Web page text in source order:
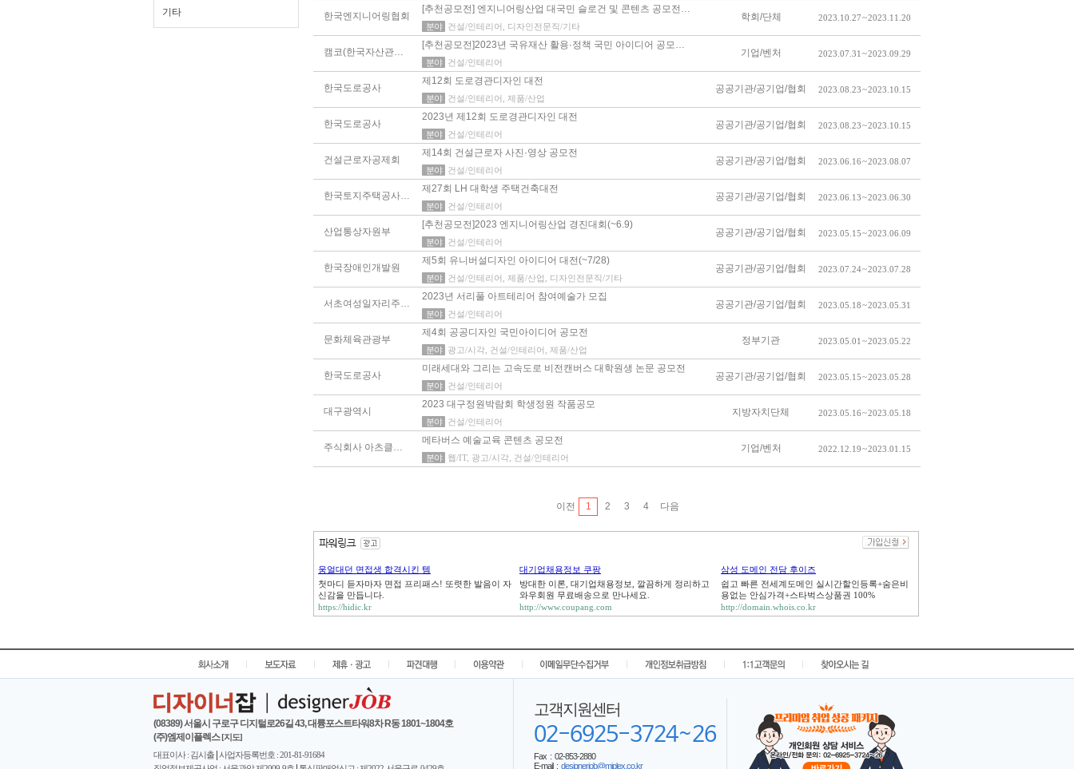
기타
한국엔지니어링협회
[추천공모전] 엔지니어링산업 대국민 슬로건 및 콘텐츠 공모전…
분야 건설/인테리어, 디자인전문직/기타
학회/단체 2023.10.27 ~ 2023.11.20
캠코(한국자산관리공사)
[추천공모전]2023년 국유재산 활용·정책 국민 아이디어 공모…
분야 건설/인테리어
기업/벤처 2023.07.31 ~ 2023.09.29
한국도로공사
제12회 도로경관디자인 대전
분야 건설/인테리어, 제품/산업
공공기관/공기업/협회 2023.08.23 ~ 2023.10.15
한국도로공사
2023년 제12회 도로경관디자인 대전
분야 건설/인테리어
공공기관/공기업/협회 2023.08.23 ~ 2023.10.15
건설근로자공제회
제14회 건설근로자 사진·영상 공모전
분야 건설/인테리어
공공기관/공기업/협회 2023.06.16 ~ 2023.08.07
한국토지주택공사 주택기술단
제27회 LH 대학생 주택건축대전
분야 건설/인테리어
공공기관/공기업/협회 2023.06.13 ~ 2023.06.30
산업통상자원부
[추천공모전]2023 엔지니어링산업 경진대회(~6.9)
분야 건설/인테리어
공공기관/공기업/협회 2023.05.15 ~ 2023.06.09
한국장애인개발원
제5회 유니버설디자인 아이디어 대전(~7/28)
분야 건설/인테리어, 제품/산업, 디자인전문직/기타
공공기관/공기업/협회 2023.07.24 ~ 2023.07.28
서초여성일자리주식회사
2023년 서리풀 아트테리어 참여예술가 모집
분야 건설/인테리어
공공기관/공기업/협회 2023.05.18 ~ 2023.05.31
문화체육관광부
제4회 공공디자인 국민아이디어 공모전
분야 광고/시각, 건설/인테리어, 제품/산업
정부기관 2023.05.01 ~ 2023.05.22
한국도로공사
미래세대와 그리는 고속도로 비전캔버스 대학원생 논문 공모전
분야 건설/인테리어
공공기관/공기업/협회 2023.05.15 ~ 2023.05.28
대구광역시
2023 대구정원박람회 학생정원 작품공모
분야 건설/인테리어
지방자치단체 2023.05.16 ~ 2023.05.18
주식회사 아츠클라우드
메타버스 예술교육 콘텐츠 공모전
분야 웹/IT, 광고/시각, 건설/인테리어
기업/벤처 2022.12.19 ~ 2023.01.15
이전 1 2 3 4 다음
웅얼대던 면접생 합격시킨 템
첫마디 듣자마자 면접 프리패스! 또렷한 발음이 자
신감을 만듭니다.
https://hidic.kr
대기업채용정보 쿠팡
방대한 이론, 대기업채용정보, 깔끔하게 정리하고
와우회원 무료배송으로 만나세요.
http://www.coupang.com
삼성 도메인 전담 후이즈
쉽고 빠른 전세계도메인 실시간할인등록+숨은비
용없는 안심가격+스타벅스상품권 100%
http://domain.whois.co.kr
| | | | | | | |
(08389) 서울시 구로구 디지털로26길 43, 대륭포스트타워8차 R동 1801~1804호
(주)엠제이플렉스[지도]
대표이사 : 김시출 사업자등록번호 : 201-81-91684
고객지원센터
02-6925-3724~26
Fax : 02-853-2880
E-mail : designerjob@mjplex.co.kr